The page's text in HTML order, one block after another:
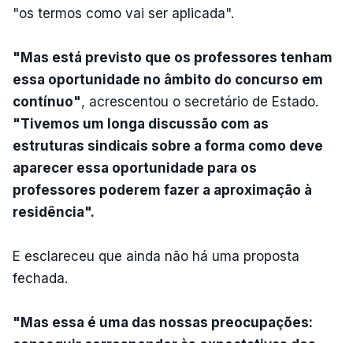
"os termos como vai ser aplicada".
"Mas está previsto que os professores tenham
essa oportunidade no âmbito do concurso em
contínuo", acrescentou o secretário de Estado.
"Tivemos um longa discussão com as
estruturas sindicais sobre a forma como deve
aparecer essa oportunidade para os
professores poderem fazer a aproximação à
residência".
E esclareceu que ainda não há uma proposta
fechada.
"Mas essa é uma das nossas preocupações: